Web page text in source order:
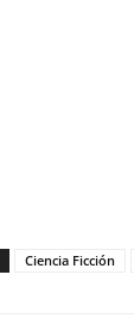
Ciencia Ficción